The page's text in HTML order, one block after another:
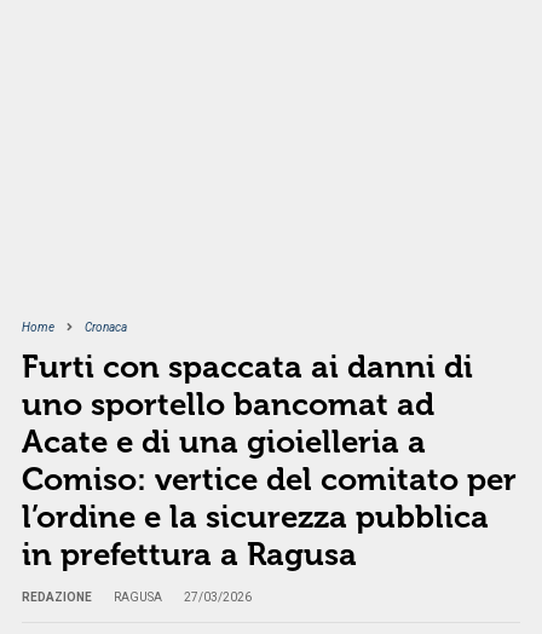
Home Cronaca
Furti con spaccata ai danni di
uno sportello bancomat ad
Acate e di una gioielleria a
Comiso: vertice del comitato per
l’ordine e la sicurezza pubblica
in prefettura a Ragusa
REDAZIONE RAGUSA 27/03/2026